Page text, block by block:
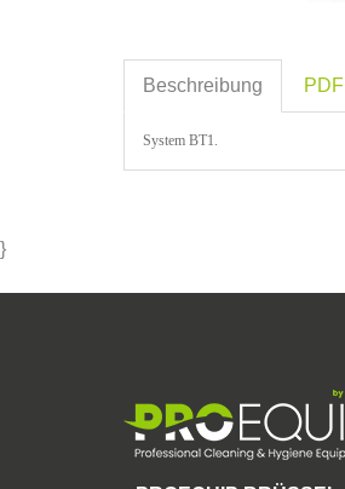
Beschreibung PDF
System BT1.
}